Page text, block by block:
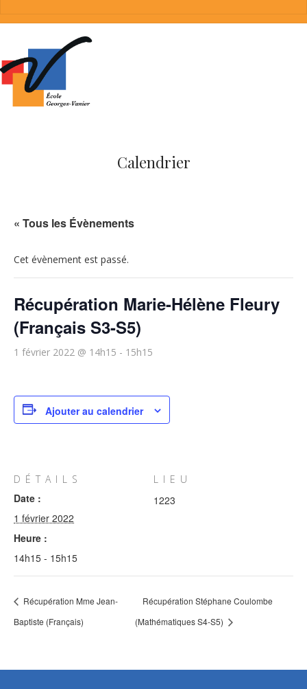
Calendrier
« Tous les Évènements
Cet évènement est passé.
Récupération Marie-Hélène Fleury
(Français S3-S5)
1 février 2022 @ 14h15 - 15h15
Ajouter au calendrier
DÉTAILS
Date :
1 février 2022
Heure :
14h15 - 15h15
LIEU
1223
Récupération Mme Jean-
Baptiste (Français)
Récupération Stéphane Coulombe
(Mathématiques S4-S5)